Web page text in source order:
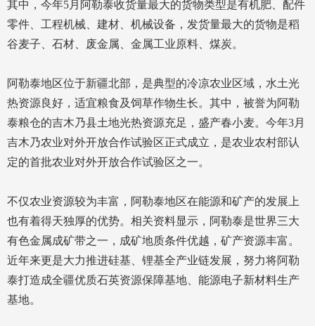
其中，今年5月阿勒泰收货量最大的货物类型是有机肥、配件
零件、工程机械、建材、机械设备，发货量最大的货物是稻
谷麦子、石材、废金属、金属工业原料、煤炭。
阿勒泰地区位于新疆北部，是典型的冷凉农业区域，水土光
热资源良好，适宜粮食及饲草作物生长。其中，被誉为阿勒
泰粮仓的吉木乃县土地光热资源充足，盛产春小麦。今年3月
吉木乃农业对外开放合作试验区正式成立，是农业农村部认
定的首批农业对外开放合作试验区之一。
不仅农业资源较为丰富，阿勒泰地区在能源和矿产的发展上
也有着得天独厚的优势。相关资料显示，阿勒泰是世界三大
有色金属成矿带之一，成矿地质条件优越，矿产资源丰富。
近年来更是大力推进硅基、锂基全产业链发展，努力将阿勒
泰打造成全疆优质石英资源保障基地、能源电子新材料生产
基地。